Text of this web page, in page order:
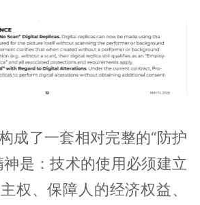
成了一套相对完整的“防护
神是：技术的使用必须建立
权、保障人的经济权益、